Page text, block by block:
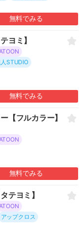
無料でみる
ヨミ】
STUDIO
無料でみる
【フルカラー】
無料でみる
テヨミ】
アップクロス